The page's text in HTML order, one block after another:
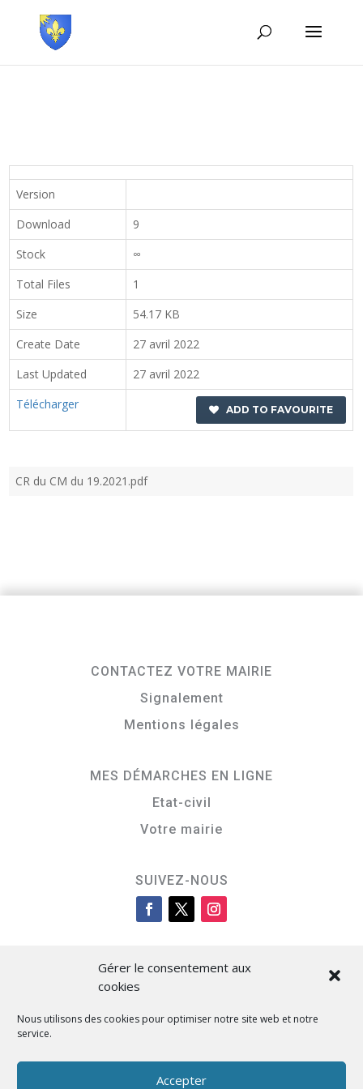
Gérer le consentement aux
cookies
Nous utilisons des cookies pour optimiser notre site web et notre
service.
Accepter
Version
Download
9
Stock
∞
Total Files
1
Size
54.17 KB
Create Date
27 avril 2022
Last Updated
27 avril 2022
Télécharger
ADD TO FAVOURITE
CR du CM du 19.2021.pdf
CONTACTEZ VOTRE MAIRIE
Signalement
Mentions légales
MES DÉMARCHES EN LIGNE
Etat-civil
Votre mairie
SUIVEZ-NOUS
Cità di L’Isula